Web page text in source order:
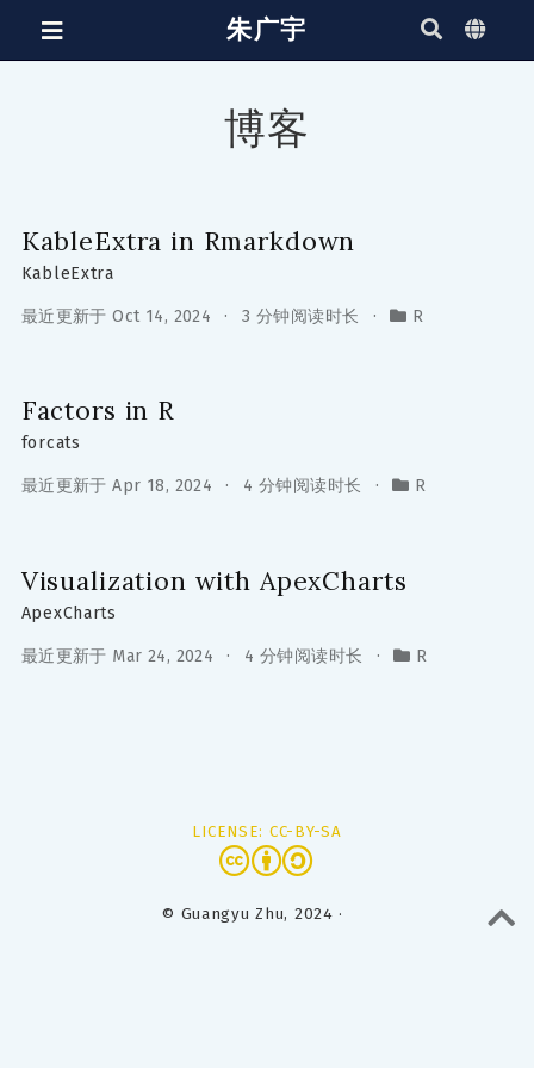
朱广宇
博客
KableExtra in Rmarkdown
KableExtra
最近更新于 Oct 14, 2024 3 分钟阅读时长 R
Factors in R
forcats
最近更新于 Apr 18, 2024 4 分钟阅读时长 R
Visualization with ApexCharts
ApexCharts
最近更新于 Mar 24, 2024 4 分钟阅读时长 R
LICENSE: CC-BY-SA
© Guangyu Zhu, 2024 ·